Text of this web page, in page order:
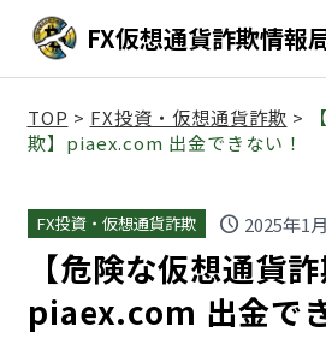
FX仮想通貨詐欺情報
TOP > FX投資・仮想通貨詐欺 >
欺】piaex.com 出金できない！
FX投資・仮想通貨詐欺 schedule 2025年1
【危険な仮想通貨詐
piaex.com 出金で